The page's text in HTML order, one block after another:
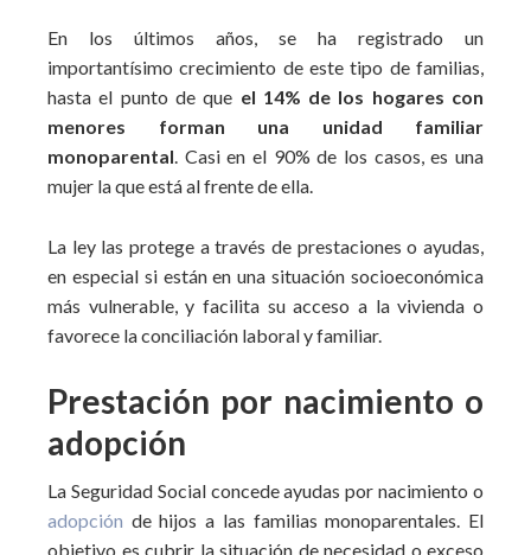
En los últimos años, se ha registrado un
importantísimo crecimiento de este tipo de familias,
hasta el punto de que el 14% de los hogares con
menores forman una unidad familiar
monoparental. Casi en el 90% de los casos, es una
mujer la que está al frente de ella.
La ley las protege a través de prestaciones o ayudas,
en especial si están en una situación socioeconómica
más vulnerable, y facilita su acceso a la vivienda o
favorece la conciliación laboral y familiar.
Prestación por nacimiento o
adopción
La Seguridad Social concede ayudas por nacimiento o
adopción de hijos a las familias monoparentales. El
objetivo es cubrir la situación de necesidad o exceso